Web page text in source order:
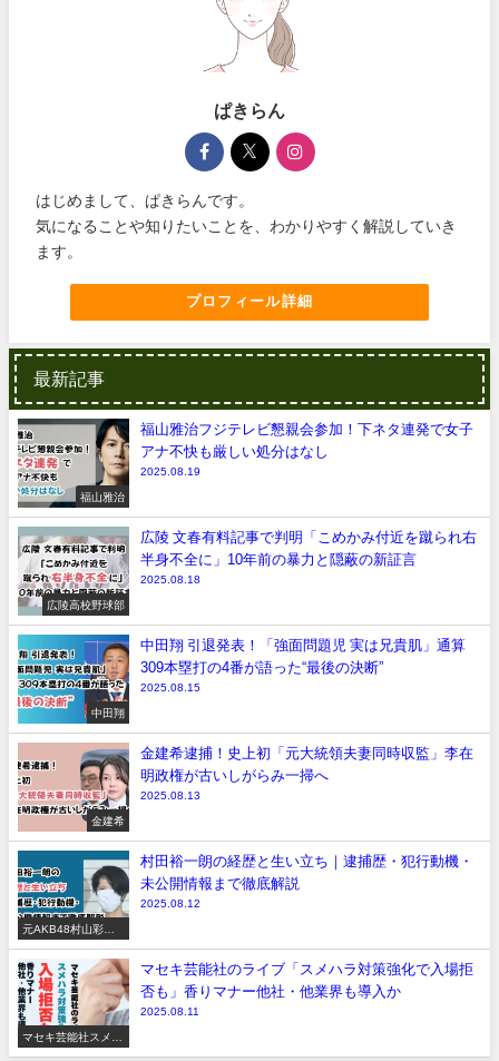
ぱきらん
はじめまして、ぱきらんです。
気になることや知りたいことを、わかりやすく解説していき
ます。
プロフィール詳細
最新記事
福山雅治
福山雅治フジテレビ懇親会参加！下ネタ連発で女子
アナ不快も厳しい処分はなし
2025.08.19
広陵高校野球部
広陵 文春有料記事で判明「こめかみ付近を蹴られ右
半身不全に」10年前の暴力と隠蔽の新証言
2025.08.18
中田翔
中田翔 引退発表！「強面問題児 実は兄貴肌」通算
309本塁打の4番が語った“最後の決断”
2025.08.15
金建希
金建希逮捕！史上初「元大統領夫妻同時収監」李在
明政権が古いしがらみ一掃へ
2025.08.13
元AKB48村山彩希
村田裕一朗の経歴と生い立ち｜逮捕歴・犯行動機・
未公開情報まで徹底解説
2025.08.12
マセキ芸能社スメハ
マセキ芸能社のライブ「スメハラ対策強化で入場拒
否も」香りマナー他社・他業界も導入か
2025.08.11